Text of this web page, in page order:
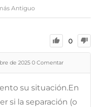
Antiguo
0
de 2025 0 Comentar
su situación.En
si la separación (o